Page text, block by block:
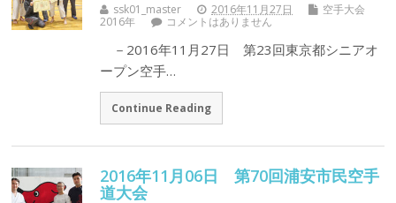
ssk01_master 2016年11月27日
空手大会
2016年
コメントはありません
－2016年11月27日 第23回東京都シニアオ
ープン空手…
Continue Reading
2016年11月06日 第70回浦安市民空手
道大会